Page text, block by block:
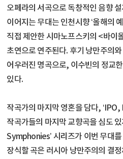
오페라의 서곡으로 독창적인 음향
이어지는 무대는 인천시향 ‘올해의
직접 제안한 시마노프스키의 <바이
초연으로 연주된다. 후기 낭만주의
어우러진 명곡으로, 이수빈의 정교
있다.
작곡가의 마지막 영혼을 담다,
작곡가들의 마지막 교향곡을 심도
Symphonies’ 시리즈가 이번 무대
장식할 곡은 러시아 낭만주의의 결